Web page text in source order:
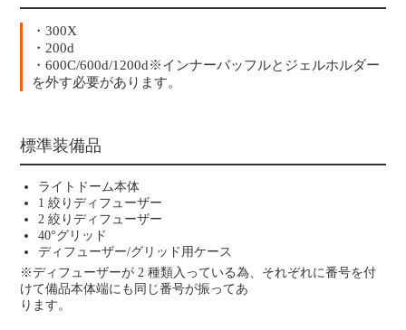
・300X
・200d
・600C/600d/1200d※インナーバッフルとジェルホルダー
を外す必要があります。
標準装備品
ライトドーム本体
1 絞りディフューザー
2 絞りディフューザー
40°グリッド
ディフューザー/グリッド用ケース
※ディフューザーが 2 種類入っている為、それぞれに番号を付
けて備品本体端にも同じ番号が振ってあ
ります。